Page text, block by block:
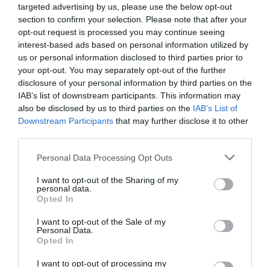
targeted advertising by us, please use the below opt-out
section to confirm your selection. Please note that after your
opt-out request is processed you may continue seeing
interest-based ads based on personal information utilized by
us or personal information disclosed to third parties prior to
your opt-out. You may separately opt-out of the further
disclosure of your personal information by third parties on the
IAB’s list of downstream participants. This information may
also be disclosed by us to third parties on the IAB’s List of
Downstream Participants that may further disclose it to other
Please note that this website/app uses one or more Google
not limited to your visit or usage behaviour. You may click to
grant or deny consent to Google and its third-party tags to
use your data for below specified purposes in below Google
consent section.
Personal Data Processing Opt Outs
I want to opt-out of the Sharing of my
personal data.
Opted In
I want to opt-out of the Sale of my
Personal Data.
Opted In
I want to opt-out of processing my
Végzetes lehet
komoly biztonsági kockázattal jár. A forró aszfalton a téli
abroncsok tapadása rendkívüli módon romlik, gyorsabban